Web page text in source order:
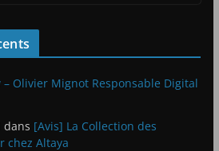
– Olivier Mignot Responsable Digital
dans [Avis] La Collection des
chez Altaya